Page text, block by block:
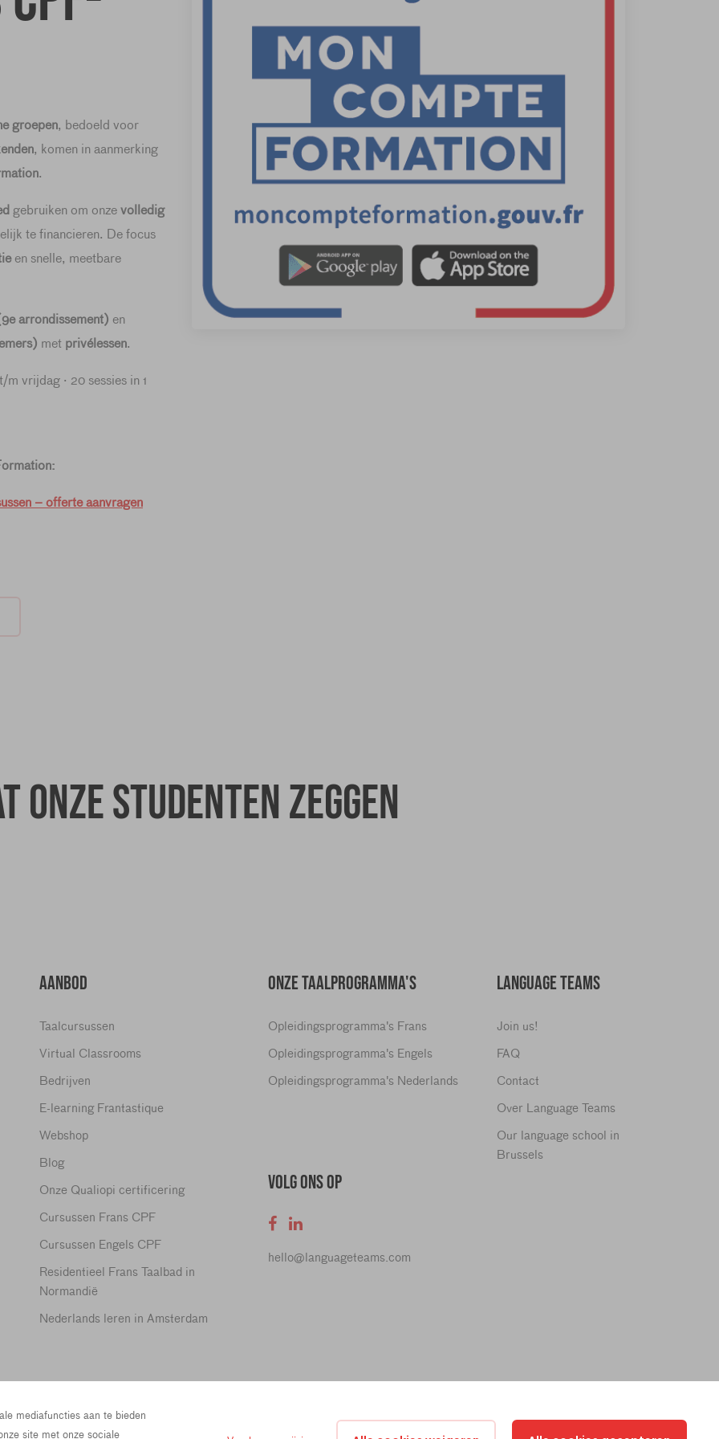
groepen, bedoeld voor
, komen in aanmerking
.
gebruiken om onze volledig
te financieren. De focus
en snelle, meetbare
arrondissement) en
met privélessen.
vrijdag · 20 sessies in 1
– offerte aanvragen
mediafuncties aan te bieden
site met onze sociale
onze studenten zeggen
AANBOD
Taalcursussen
Virtual Classrooms
Bedrijven
E-learning Frantastique
Webshop
Blog
Onze Qualiopi certificering
Cursussen Frans CPF
Cursussen Engels CPF
Residentieel Frans Taalbad in
Normandië
Nederlands leren in Amsterdam
ONZE TAALPROGRAMMA'S
Opleidingsprogramma's Frans
Opleidingsprogramma's Engels
Opleidingsprogramma's Nederlands
LANGUAGE TEAMS
Join us!
FAQ
Contact
Over Language Teams
Our language school in
Brussels
VOLG ONS OP
hello@languageteams.com